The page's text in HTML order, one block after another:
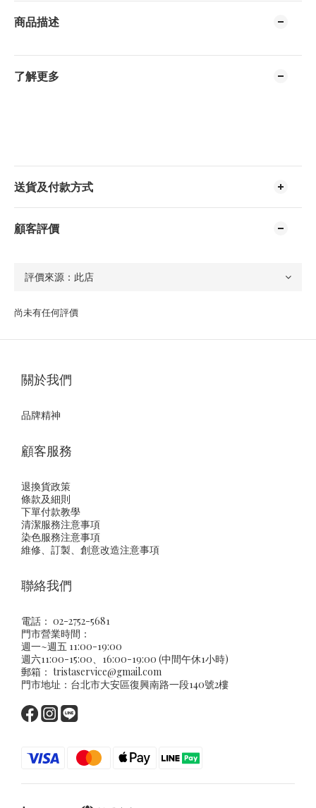
商品描述
了解更多
送貨及付款方式
顧客評價
尚未有任何評價
關於我們
品牌精神
顧客服務
退換貨政策
條款及細則
下單付款教學
清潔服務注意事項
染色服務注意事項
維修、訂製、創意改造注意事項
聯絡我們
電話： 02-2752-5681
門市營業時間：
週一~週五 11:00-19:00
週六11:00-15:00、16:00-19:00 (中間午休1小時)
郵箱： tristaservice@gmail.com
門市地址：台北市大安區復興南路一段140號2樓